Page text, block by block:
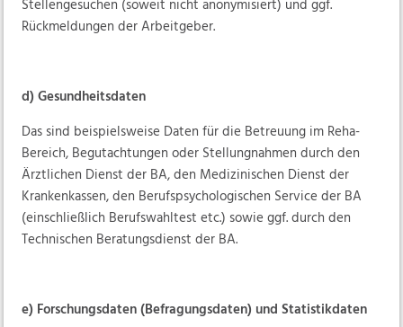
Stellengesuchen (soweit nicht anonymisiert) und ggf.
Rückmeldungen der Arbeitgeber.
d) Gesundheitsdaten
Das sind beispielsweise Daten für die Betreuung im Reha-
Bereich, Begutachtungen oder Stellungnahmen durch den
Ärztlichen Dienst der BA, den Medizinischen Dienst der
Krankenkassen, den Berufspsychologischen Service der BA
(einschließlich Berufswahltest etc.) sowie ggf. durch den
Technischen Beratungsdienst der BA.
e) Forschungsdaten (Befragungsdaten) und Statistikdaten